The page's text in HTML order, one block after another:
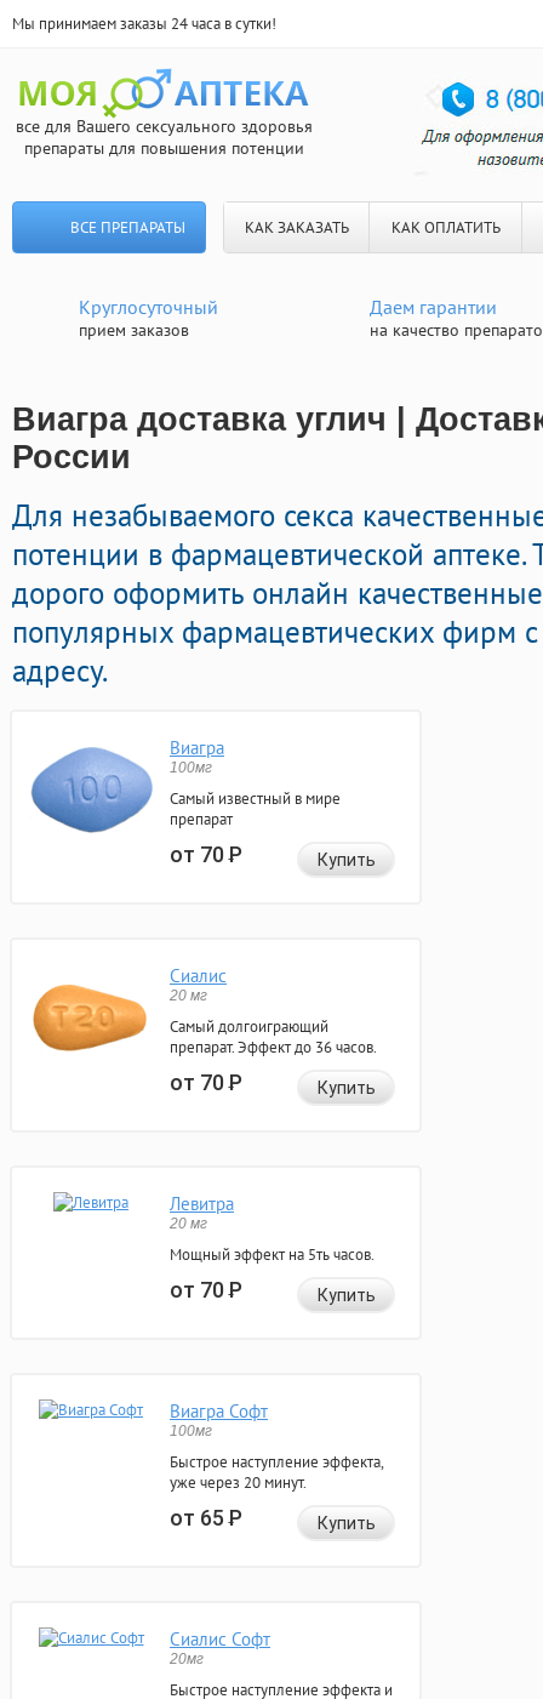
Мы принимаем заказы 24 часа в сутки!
все для Вашего сексуального здоровья
препараты для повышения потенции
ВСЕ ПРЕПАРАТЫ КАК ЗАКАЗАТЬ КАК ОПЛАТИТЬ
Круглосуточный
прием заказов
Даем гарантии
на качество
Виагра доставка углич |
России
Для незабываемого секса
потенции в фармацевтической
дорого оформить онлайн
популярных фармацевтических фирм
адресу.
Виагра
100мг
Самый известный в мире
препарат
от 70Р Купить
Сиалис
20 мг
Самый долгоиграющий
препарат. Эффект до 36 часов.
от 70Р Купить
Левитра
20 мг
Мощный эффект на 5ть часов.
от 70Р Купить
Виагра Софт
100мг
Быстрое наступление эффекта,
уже через 20 минут.
от 65Р Купить
Сиалис Софт
20мг
Быстрое наступление эффекта и